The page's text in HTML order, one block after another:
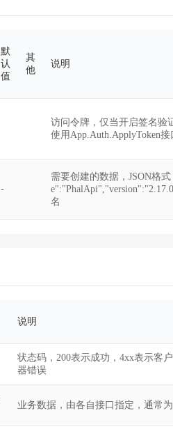
默
认
值
其
他
说明
访问令牌，仅当开启签名验
使用App.Auth.ApplyToken接
-
需要创建的数据，JSON格
名
说明
状态码，200表示成功，4xx表示客
器错误
业务数据，由各自接口指定，通常